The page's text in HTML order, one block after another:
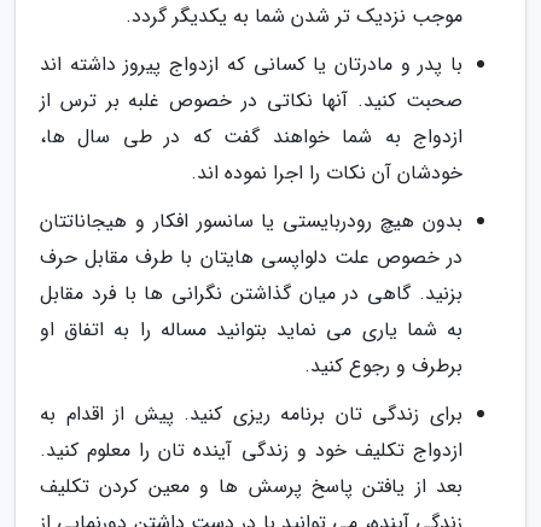
موجب نزدیک تر شدن شما به یکدیگر گردد.
با پدر و مادرتان یا کسانی که ازدواج پیروز داشته اند
صحبت کنید. آنها نکاتی در خصوص غلبه بر ترس از
ازدواج به شما خواهند گفت که در طی سال ها،
خودشان آن نکات را اجرا نموده اند.
بدون هیچ رودربایستی یا سانسور افکار و هیجاناتتان
در خصوص علت دلواپسی هایتان با طرف مقابل حرف
بزنید. گاهی در میان گذاشتن نگرانی ها با فرد مقابل
به شما یاری می نماید بتوانید مساله را به اتفاق او
برطرف و رجوع کنید.
برای زندگی تان برنامه ریزی کنید. پیش از اقدام به
ازدواج تکلیف خود و زندگی آینده تان را معلوم کنید.
بعد از یافتن پاسخ پرسش ها و معین کردن تکلیف